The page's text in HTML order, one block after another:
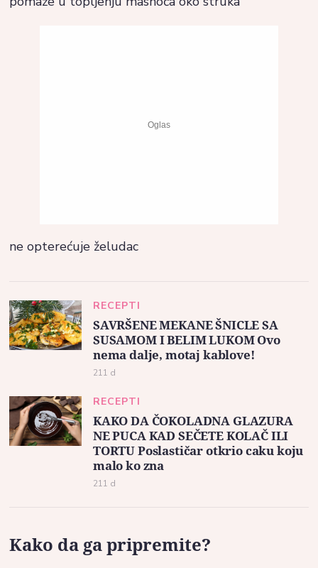
ne opterećuje želudac
RECEPTI
SAVRŠENE MEKANE ŠNICLE SA
SUSAMOM I BELIM LUKOM Ovo
nema dalje, motaj kablove!
211 d
RECEPTI
KAKO DA ČOKOLADNA GLAZURA
NE PUCA KAD SEČETE KOLAČ ILI
TORTU Poslastičar otkrio caku koju
malo ko zna
211 d
Kako da ga pripremite?